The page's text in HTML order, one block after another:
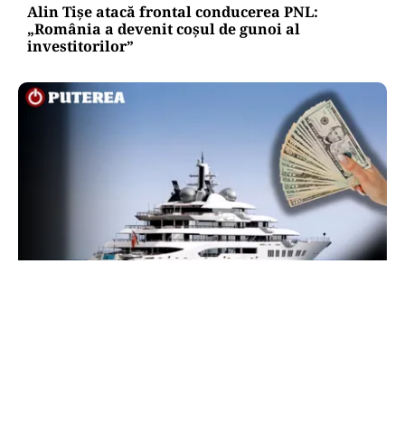
Alin Tișe atacă frontal conducerea PNL:
„România a devenit coșul de gunoi al
investitorilor”